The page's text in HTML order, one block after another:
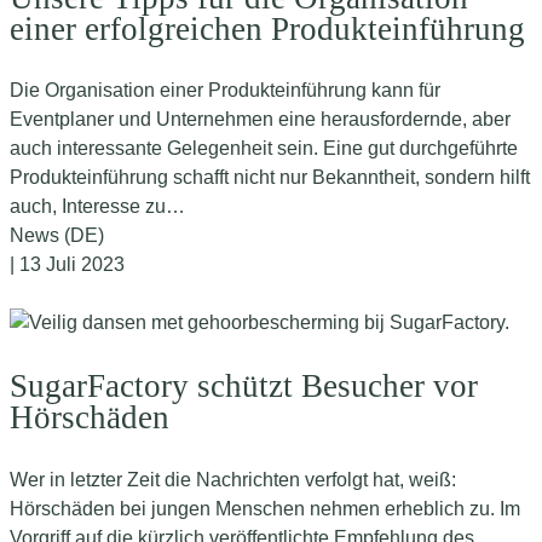
einer erfolgreichen Produkteinführung
Die Organisation einer Produkteinführung kann für
Eventplaner und Unternehmen eine herausfordernde, aber
auch interessante Gelegenheit sein. Eine gut durchgeführte
Produkteinführung schafft nicht nur Bekanntheit, sondern hilft
auch, Interesse zu…
News (DE)
| 13 Juli 2023
SugarFactory schützt Besucher vor
Hörschäden
Wer in letzter Zeit die Nachrichten verfolgt hat, weiß:
Hörschäden bei jungen Menschen nehmen erheblich zu. Im
Vorgriff auf die kürzlich veröffentlichte Empfehlung des